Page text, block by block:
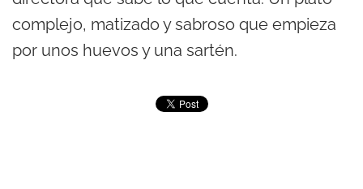
complejo, matizado y sabroso que empieza
por unos huevos y una sartén.